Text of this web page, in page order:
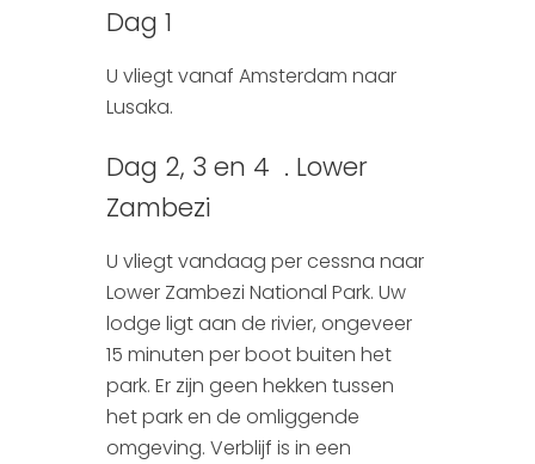
Dag 1
U vliegt vanaf Amsterdam naar
Lusaka.
Dag 2, 3 en 4 . Lower
Zambezi
U vliegt vandaag per cessna naar
Lower Zambezi National Park. Uw
lodge ligt aan de rivier, ongeveer
15 minuten per boot buiten het
park. Er zijn geen hekken tussen
het park en de omliggende
omgeving. Verblijf is in een